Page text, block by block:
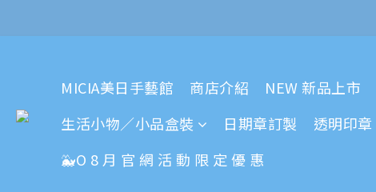
MICIA美日手藝館 商店介紹 NEW 新品上市
生活小物／小品盒裝
日期章訂製 透明印章
🐳O 8 月 官 網 活 動 限 定 優 惠